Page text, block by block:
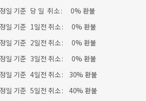
일 기준 당 일 취소 : 0% 환불
일 기준 1일전 취소 : 0% 환불
일 기준 2일전 취소 : 0% 환불
일 기준 3일전 취소 : 0% 환불
일 기준 4일전 취소 : 30% 환불
일 기준 5일전 취소 : 40% 환불